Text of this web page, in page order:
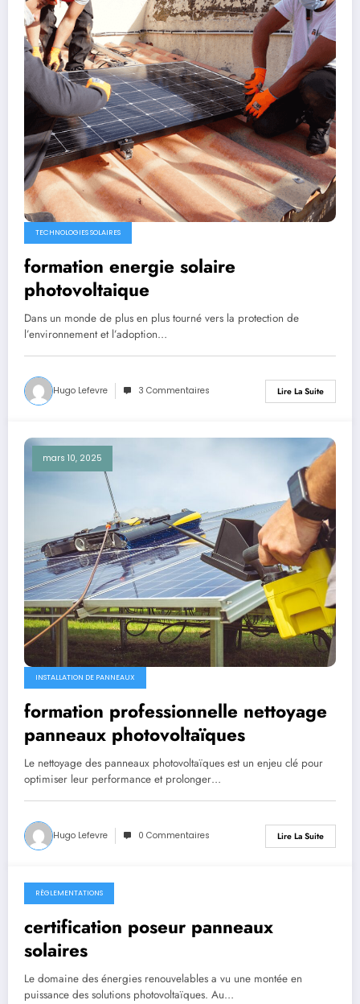
TECHNOLOGIES SOLAIRES
formation energie solaire
photovoltaique
Dans un monde de plus en plus tourné vers la protection de
l’environnement et l’adoption…
Hugo Lefevre 3 Commentaires Lire La Suite
mars 10, 2025
INSTALLATION DE PANNEAUX
formation professionnelle nettoyage
panneaux photovoltaïques
Le nettoyage des panneaux photovoltaïques est un enjeu clé pour
optimiser leur performance et prolonger…
Hugo Lefevre 0 Commentaires Lire La Suite
mars 7, 2025
RÈGLEMENTATIONS
certification poseur panneaux
solaires
Le domaine des énergies renouvelables a vu une montée en
puissance des solutions photovoltaïques. Au…